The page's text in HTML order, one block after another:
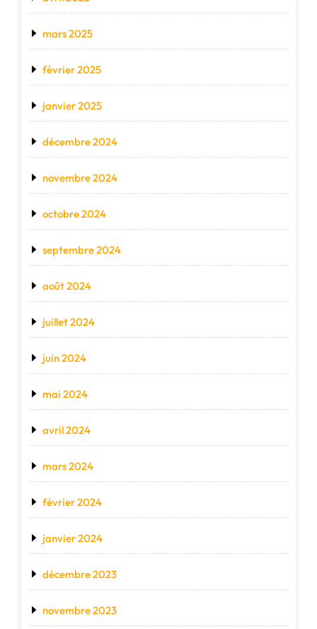
mars 2025
février 2025
janvier 2025
décembre 2024
novembre 2024
octobre 2024
septembre 2024
août 2024
juillet 2024
juin 2024
mai 2024
avril 2024
mars 2024
février 2024
janvier 2024
décembre 2023
novembre 2023